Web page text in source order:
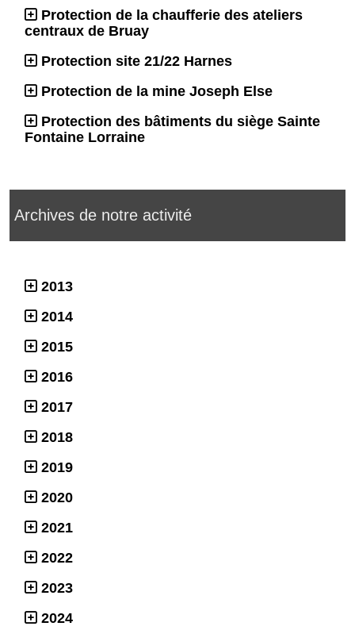
Protection de la chaufferie des ateliers
centraux de Bruay
Protection site 21/22 Harnes
Protection de la mine Joseph Else
Protection des bâtiments du siège Sainte
Fontaine Lorraine
Archives de notre activité
2013
2014
2015
2016
2017
2018
2019
2020
2021
2022
2023
2024